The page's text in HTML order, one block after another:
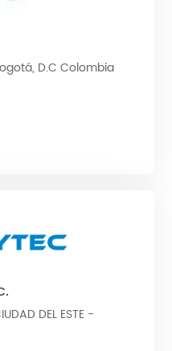
D.C Colombia
DEL ESTE -